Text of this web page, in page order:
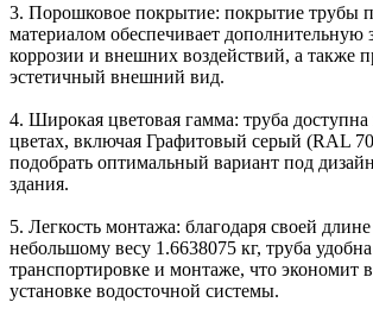
3. Порошковое покрытие: покрытие трубы
материалом обеспечивает дополнительную
коррозии и внешних воздействий, а также
эстетичный внешний вид.
4. Широкая цветовая гамма: труба
цветах, включая Графитовый серый (RAL
подобрать оптимальный вариант под
здания.
5. Легкость монтажа: благодаря своей
небольшому весу 1.6638075 кг, труба
транспортировке и монтаже, что экономит
установке водосточной системы.